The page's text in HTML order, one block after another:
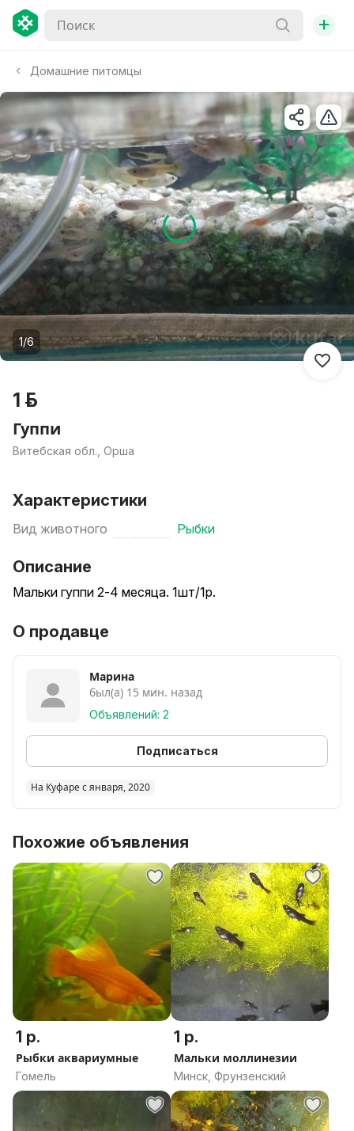
+
Домашние питомцы
1/6
1 р.
Гуппи
Витебская обл., Орша
Характеристики
Вид животного Рыбки
Описание
Мальки гуппи 2-4 месяца. 1шт/1р.
О продавце
Марина
был(а) 15 мин. назад
Объявлений: 2
Подписаться
На Куфаре с января, 2020
Похожие объявления
1 р.
Рыбки аквариумные
Гомель
1 р.
Мальки моллинезии
Минск, Фрунзенский